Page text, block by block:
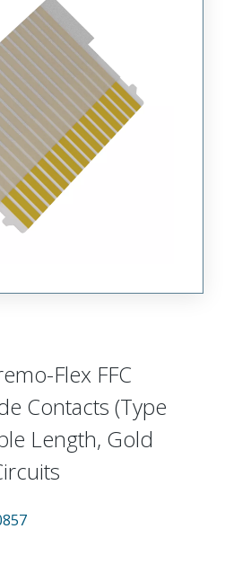
Flex FFC
Contacts (Type
Length, Gold